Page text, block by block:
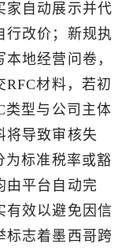
家自动展示并代
行改价；新规执
地经营问卷，
材料，若初
类型与公司主体
将导致审核失
为标准税率或豁
由平台自动完
有效以避免因信
标志着墨西哥跨